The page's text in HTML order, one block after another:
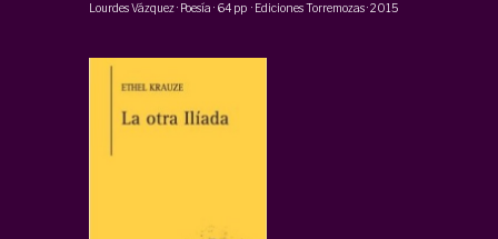
Lourdes Vázquez· Poesía · 64 pp · Ediciones Torremozas·2015